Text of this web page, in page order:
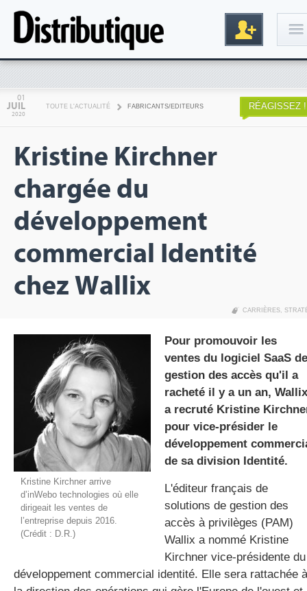
gratuite
01
JUIL
2020
TOUTE L'ACTUALITÉ FABRICANTS/EDITEURS RÉAGISSEZ !
Kristine Kirchner
chargée du
développement
commercial Identité
chez Wallix
CARRIÈRES,
Kristine Kirchner arrive
d’inWebo technologies où elle
dirigeait les ventes de
l’entreprise depuis 2016.
(Crédit : D.R.)
Pour promouvoir les
ventes du logiciel SaaS de
gestion des accès qu'il a
racheté il y a un an, Wallix
a recruté Kristine
pour vice-présider le
développement
de sa division Identité.
L'éditeur français de
solutions de gestion des
accès à privilèges (PAM)
Wallix a nommé Kristine
Kirchner vice-présidente du
développement commercial identité. Elle sera rattachée à